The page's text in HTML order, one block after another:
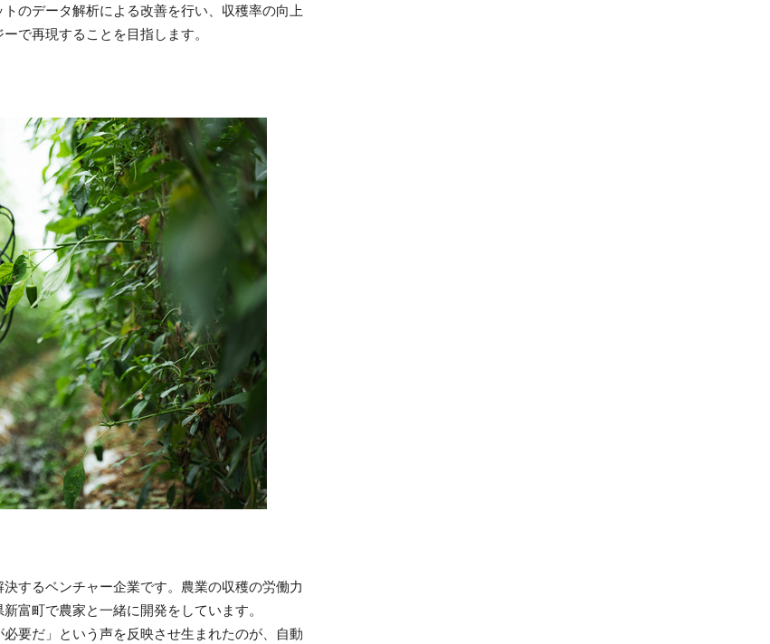
のデータ解析による改善を行い、収穫率の向上
で再現することを目指します。
するベンチャー企業です。農業の収穫の労働力
富町で農家と一緒に開発をしています。
要だ」という声を反映させ生まれたのが、自動